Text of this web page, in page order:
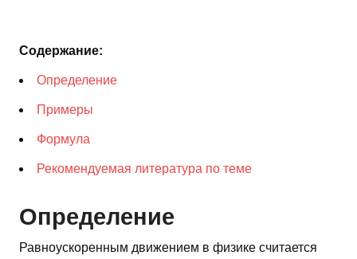
Содержание:
Определение
Примеры
Формула
Рекомендуемая литература по теме
Определение
Равноускоренным движением в физике считается